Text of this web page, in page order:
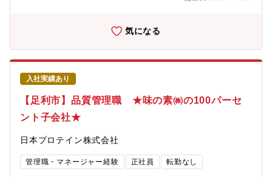
気になる
入社実績あり
【足利市】品質管理職 ★味の素㈱の100パーセ
ント子会社★
日本プロテイン株式会社
管理職・マネージャー経験 正社員 転勤なし